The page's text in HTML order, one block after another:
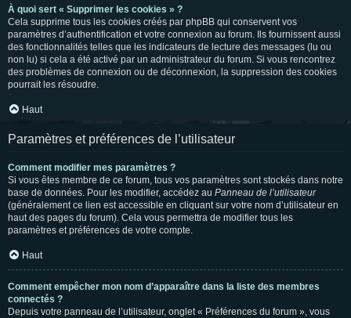
À quoi sert « Supprimer les cookies » ?
Cela supprime tous les cookies créés par phpBB qui conservent vos
paramètres d’authentification et votre connexion au forum. Ils fournissent aussi
des fonctionnalités telles que les indicateurs de lecture des messages (lu ou
non lu) si cela a été activé par un administrateur du forum. Si vous rencontrez
des problèmes de connexion ou de déconnexion, la suppression des cookies
pourrait les résoudre.
Haut
Paramètres et préférences de l’utilisateur
Comment modifier mes paramètres ?
Si vous êtes membre de ce forum, tous vos paramètres sont stockés dans notre
base de données. Pour les modifier, accédez au Panneau de l’utilisateur
(généralement ce lien est accessible en cliquant sur votre nom d’utilisateur en
haut des pages du forum). Cela vous permettra de modifier tous les
paramètres et préférences de votre compte.
Haut
Comment empêcher mon nom d’apparaître dans la liste des membres
connectés ?
Depuis votre panneau de l’utilisateur, onglet « Préférences du forum », vous